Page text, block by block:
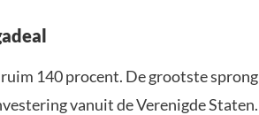
140 procent. De grootste sprong
vanuit de Verenigde Staten.